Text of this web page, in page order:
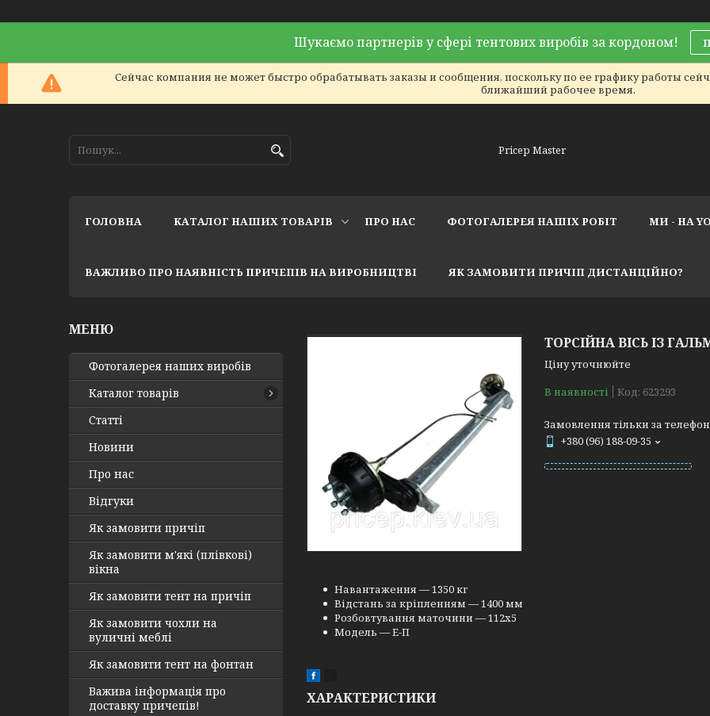
Шукаємо партнерів у сфері тентових виробів за кордоном!
Сейчас компания не может быстро обрабатывать заказы и сообщения, поскольку по ее графику работы
ближайший рабочее время.
Pricep Master
ГОЛОВНА КАТАЛОГ НАШИХ ТОВАРІВ ПРО НАС ФОТОГАЛЕРЕЯ НАШІХ РОБІТ МИ - НА
ВАЖЛИВО ПРО НАЯВНІСТЬ ПРИЧЕПІВ НА ВИРОБНИЦТВІ ЯК ЗАМОВИТИ ПРИЧІП ДИСТАНЦІЙНО?
ТОРСІЙНА ВІСЬ ІЗ
Ціну уточнюйте
В наявності
Код: 623293
Замовлення тільки за
+380 (96) 188-09-35
Навантаження — 1350 кг
Відстань за кріпленням — 1400 мм
Розбовтування маточини — 112x5
Модель — Е-П
ХАРАКТЕРИСТИКИ
Фотогалерея наших виробів
Каталог товарів
Статті
Новини
Про нас
Відгуки
Як замовити причіп
Як замовити м'які (плівкові)
вікна
Як замовити тент на причіп
Як замовити чохли на
вуличні меблі
Як замовити тент на фонтан
Важива інформація про
доставку причепів!